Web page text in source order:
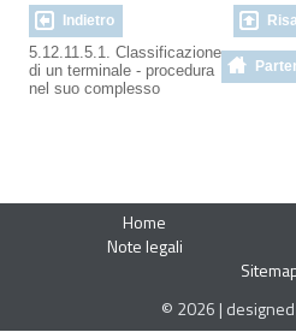
Indietro
5.12.11.5.1. Classificazione
di un terminale - procedura
nel suo complesso
Home
Note legali
© 2026 | designed